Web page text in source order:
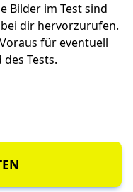
Bilder im Test sind
dir hervorzurufen.
für eventuell
Tests.